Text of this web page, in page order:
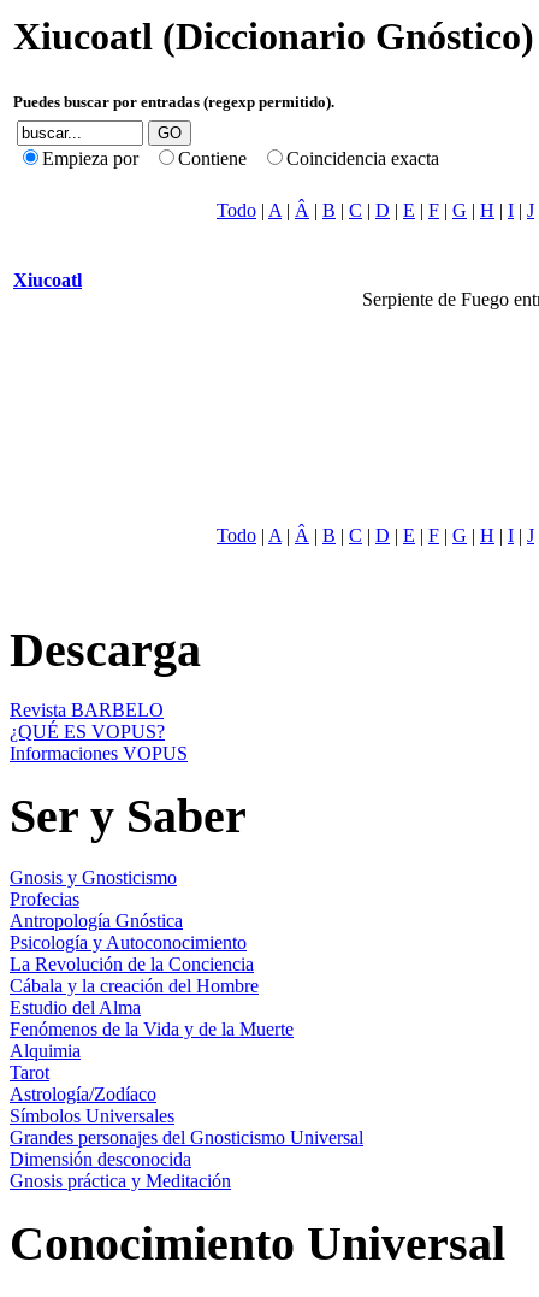
Xiucoatl (Diccionario Gnóstico)
Puedes buscar por entradas (regexp permitido).
Empieza por Contiene Coincidencia exacta
Todo | A | Â | B | C | D | E | F | G | H | I | J
Xiucoatl
Serpiente de Fuego
Todo | A | Â | B | C | D | E | F | G | H | I | J
Descarga
Revista BARBELO
¿QUÉ ES VOPUS?
Informaciones VOPUS
Ser y Saber
Gnosis y Gnosticismo
Profecias
Antropología Gnóstica
Psicología y Autoconocimiento
La Revolución de la Conciencia
Cábala y la creación del Hombre
Estudio del Alma
Fenómenos de la Vida y de la Muerte
Alquimia
Tarot
Astrología/Zodíaco
Símbolos Universales
Grandes personajes del Gnosticismo Universal
Dimensión desconocida
Gnosis práctica y Meditación
Conocimiento Universal